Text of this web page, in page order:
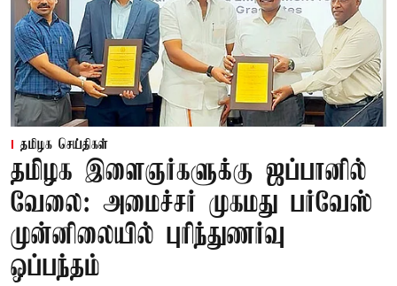
தமிழக செய்திகள்
தமிழக இளைஞர்களுக்கு ஜப்பானில்
வேலை: அமைச்சர் முகமது பர்வேஸ்
முன்னிலையில் புரிந்துணர்வு
ஒப்பந்தம்